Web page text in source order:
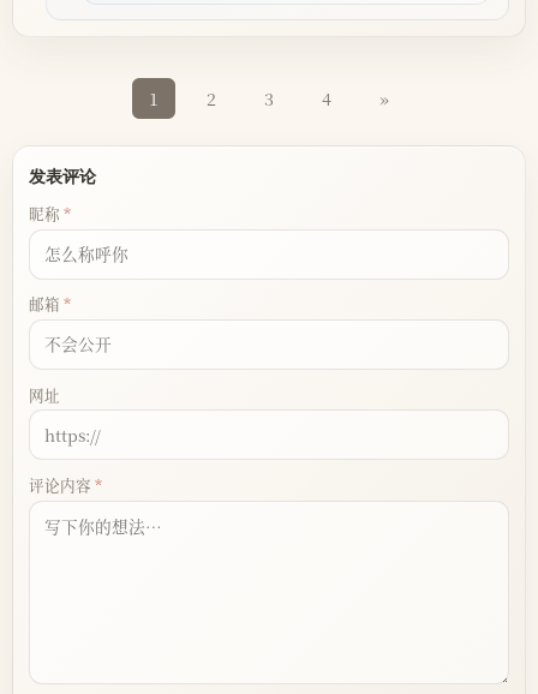
1 2 3 4 »
发表评论
昵称
邮箱
网址
评论内容